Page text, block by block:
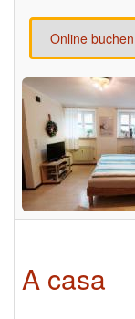
Online buchen
A casa